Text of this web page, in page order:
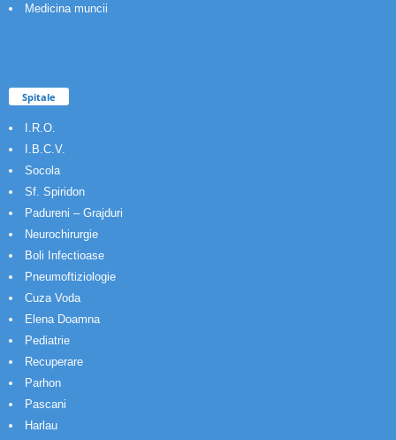
Medicina muncii
Spitale
I.R.O.
I.B.C.V.
Socola
Sf. Spiridon
Padureni – Grajduri
Neurochirurgie
Boli Infectioase
Pneumoftiziologie
Cuza Voda
Elena Doamna
Pediatrie
Recuperare
Parhon
Pascani
Harlau